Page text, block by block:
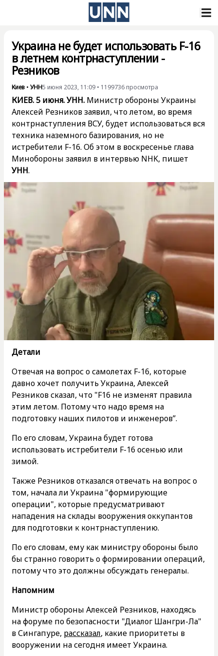
Украина не будет использовать F-16
в летнем контрнаступлении -
Резников
Киев • УНН5 июня 2023, 11:09 • 1199736 просмотра
КИЕВ. 5 июня. УНН. Министр обороны Украины
Алексей Резников заявил, что летом, во время
контрнаступления ВСУ, будет использоваться вся
техника наземного базирования, но не
истребители F-16. Об этом в воскресенье глава
Минобороны заявил в интервью NHK, пишет
УНН.
Детали
Отвечая на вопрос о самолетах F-16, которые
давно хочет получить Украина, Алексей
Резников сказал, что "F16 не изменят правила
этим летом. Потому что надо время на
подготовку наших пилотов и инженеров”.
По его словам, Украина будет готова
использовать истребители F-16 осенью или
зимой.
Также Резников отказался отвечать на вопрос о
том, начала ли Украина "формирующие
операции", которые предусматривают
нападения на склады вооружения оккупантов
для подготовки к контрнаступлению.
По его словам, ему как министру обороны было
бы странно говорить о формировании операций,
потому что это должны обсуждать генералы.
Напомним
Министр обороны Алексей Резников, находясь
на форуме по безопасности "Диалог Шангри-Ла"
в Сингапуре, рассказал, какие приоритеты в
вооружении на сегодня имеет Украина.